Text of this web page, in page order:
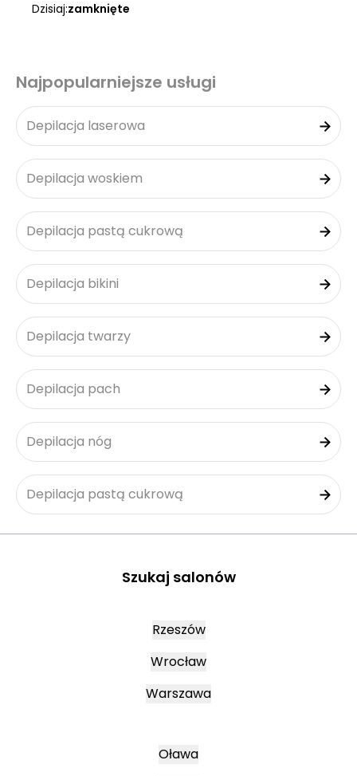
Dzisiaj:zamknięte
Najpopularniejsze usługi
Depilacja laserowa
Depilacja woskiem
Depilacja pastą cukrową
Depilacja bikini
Depilacja twarzy
Depilacja pach
Depilacja nóg
Depilacja pastą cukrową
Szukaj salonów
Rzeszów
Wrocław
Warszawa
Oława